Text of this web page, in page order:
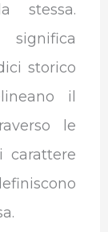
stessa.
storico
il
le
carattere